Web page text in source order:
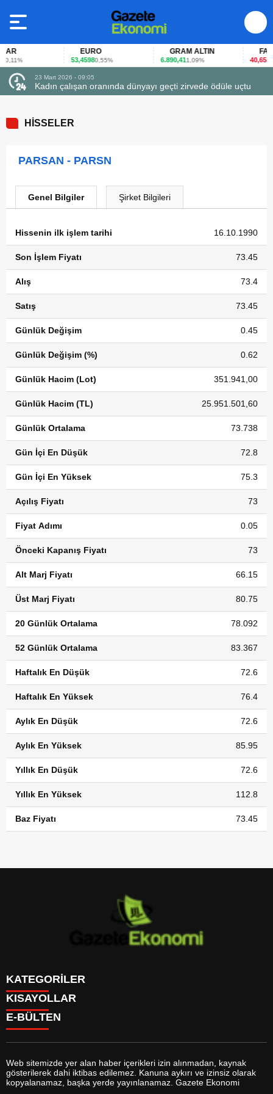
EURO
53,45980,55%
GRAM ALTIN
6.890,411,09%
FAİZ
40,65-
23 Mart 2026 - 09:05
Kadın çalışan oranında dünyayı geçti zirvede ödüle uçtu
HİSSELER
PARSAN - PARSN
Genel Bilgiler Şirket Bilgileri
Hissenin ilk işlem tarihi 16.10.1990
Son İşlem Fiyatı 73.45
Alış 73.4
Satış 73.45
Günlük Değişim 0.45
Günlük Değişim (%) 0.62
Günlük Hacim (Lot) 351.941,00
Günlük Hacim (TL) 25.951.501,60
Günlük Ortalama 73.738
Gün İçi En Düşük 72.8
Gün İçi En Yüksek 75.3
Açılış Fiyatı 73
Fiyat Adımı 0.05
Önceki Kapanış Fiyatı 73
Alt Marj Fiyatı 66.15
Üst Marj Fiyatı 80.75
20 Günlük Ortalama 78.092
52 Günlük Ortalama 83.367
Haftalık En Düşük 72.6
Haftalık En Yüksek 76.4
Aylık En Düşük 72.6
Aylık En Yüksek 85.95
Yıllık En Düşük 72.6
Yıllık En Yüksek 112.8
Baz Fiyatı 73.45
KATEGORİLER
GÜNDEM
DÜNYA
SİYASET
MAGAZİN
SAĞLIK
EĞİTİM
YAŞAM
KISAYOLLAR
BURÇLAR
FİKSTÜR
FİRMA EKLE
FİRMA REHBERİ
E-BÜLTEN
gazeteekonomi.com e-bültenine abone olarak, tarafınıza haber,
Web sitemizde yer alan haber içerikleri izin alınmadan, kaynak
gösterilerek dahi iktibas edilemez. Kanuna aykırı ve izinsiz olarak
kopyalanamaz, başka yerde yayınlanamaz. Gazete Ekonomi